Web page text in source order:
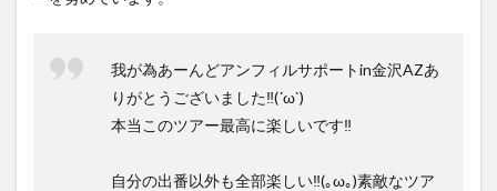
我が為あーんどアンフィルサポートin金沢AZあ
りがとうございました‼︎(´ω`)
本当このツアー最高に楽しいです‼︎
自分の出番以外も全部楽しい‼︎(｡ω｡)素敵なツア